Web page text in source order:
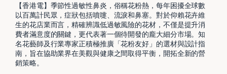
【香港電】季節性過敏性鼻炎，俗稱花粉熱，每年困擾全球數
以百萬計民眾，症狀包括噴嚏、流淚和鼻塞。對於仰賴花卉維
生的花店業而言，精確辨識低過敏風險的花材，不僅是提升消
費者滿意度的關鍵，更代表著一個待開發的龐大細分市場。知
名花藝師及行業專家正積極推廣「花粉友好」的選材與設計指
南，旨在協助業界在美觀與健康之間取得平衡，開拓全新的營
銷策略。